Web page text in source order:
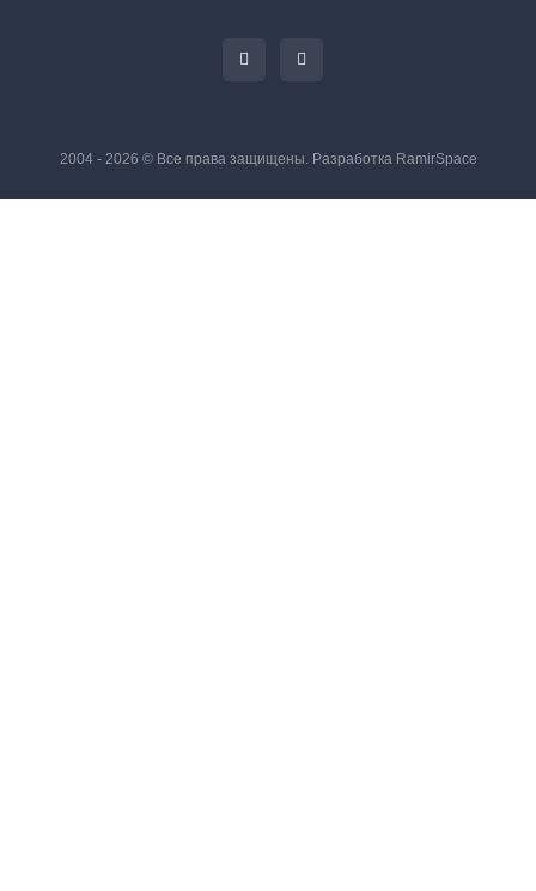
2004 - 2026 © Все права защищены. Разработка RamirSpace